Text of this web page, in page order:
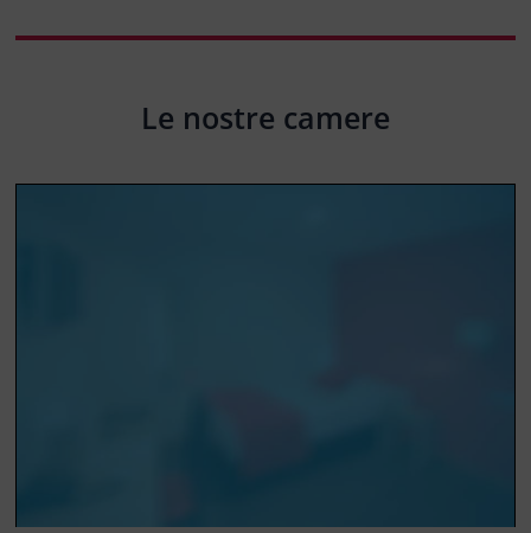
Le nostre camere